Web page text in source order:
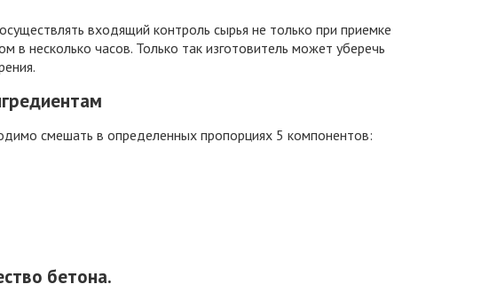
входящий контроль сырья не только при приемке
в несколько часов. Только так изготовитель может уберечь
смешать в определенных пропорциях 5 компонентов:
бетона.